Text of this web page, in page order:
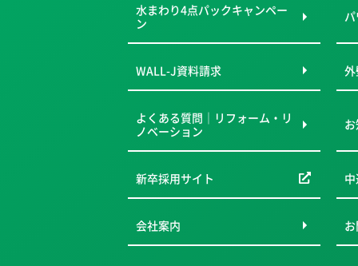
水まわり4点パックキャンペー
ン
WALL-J資料請求
よくある質問｜リフォーム・リ
ノベーション
新卒採用サイト
会社案内